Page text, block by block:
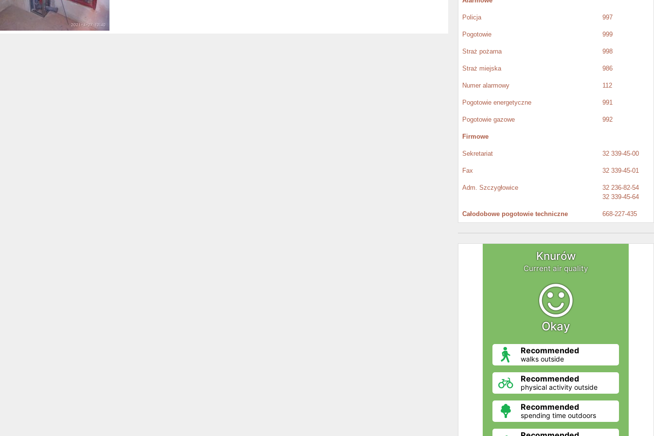
Policja 997
Pogotowie 999
Straż pożarna 998
Straż miejska 986
Numer alarmowy 112
Pogotowie energetyczne 991
Pogotowie gazowe 992
Firmowe
Sekretariat 32 339-45-00
Fax 32 339-45-01
Adm. Szczygłowice
32 236-82-54
32 339-45-64
Całodobowe pogotowie techniczne 668-227-435